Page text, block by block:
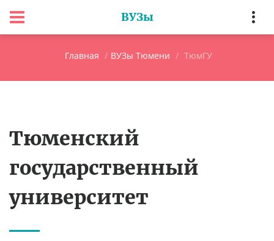
ВУЗы
Главная ВУЗы Тюмени ТюмГУ
Тюменский
государственный
университет